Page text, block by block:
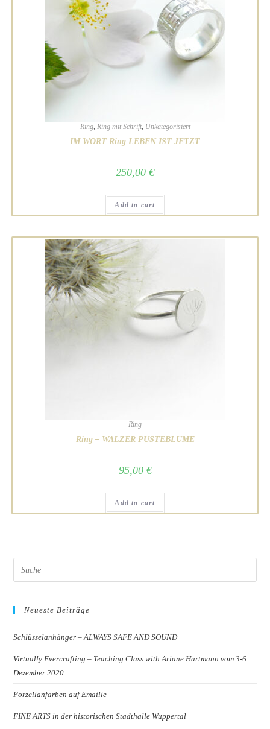
Ring, Ring mit Schrift, Unkategorisiert
IM WORT Ring LEBEN IST JETZT
250,00 €
Add to cart
Ring
Ring – WALZER PUSTEBLUME
95,00 €
Add to cart
Neueste Beiträge
Schlüsselanhänger – ALWAYS SAFE AND SOUND
Virtually Evercrafting – Teaching Class with Ariane Hartmann vom 3-6
Dezember 2020
Porzellanfarben auf Emaille
FINE ARTS in der historischen Stadthalle Wuppertal